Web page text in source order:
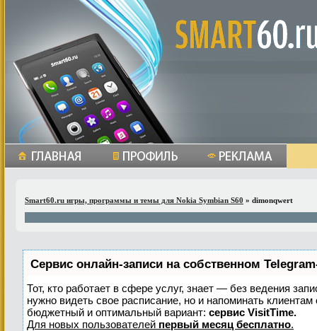
Smart60.ru игры, программы и темы для Nokia Symbian S60 » dimonqwert
Сервис онлайн-записи на собственном
Тот, кто работает в сфере услуг, знает — без ведения
нужно видеть свое расписание, но и напоминать
бюджетный и оптимальный вариант: сервис VisitTime.
Для новых пользователей первый месяц бесплатно.